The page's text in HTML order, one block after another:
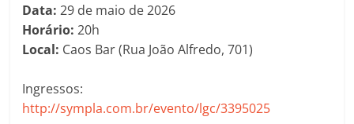
Data: 29 de maio de 2026
Horário: 20h
Local: Caos Bar (Rua João Alfredo, 701)
Ingressos:
http://sympla.com.br/evento/lgc/3395025